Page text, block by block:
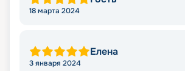
18 марта 2024
Елена
3 января 2024